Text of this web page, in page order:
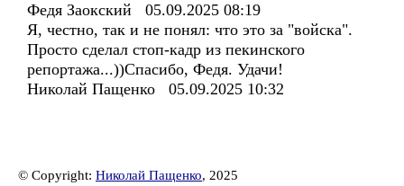
Федя Заокский 05.09.2025 08:19
Я, честно, так и не понял: что это за "войска".
Просто сделал стоп-кадр из пекинского
репортажа...))Спасибо, Федя. Удачи!
Николай Пащенко 05.09.2025 10:32
© Copyright: Николай Пащенко, 2025